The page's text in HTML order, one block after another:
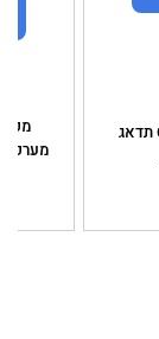
אלגנטית נוחה וחזקה. מכונת קרח ביתית של CASO תדאג